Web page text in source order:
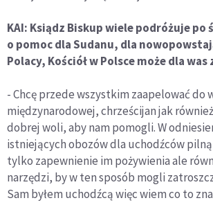
KAI: Ksiądz Biskup wiele podróżuje po
o pomoc dla Sudanu, dla
Polacy, Kościół w Polsce może dla was
- Chcę przede wszystkim zaapelować do
międzynarodowej, chrześcijan jak
dobrej woli, aby nam pomogli. W
istniejących obozów dla uchodźców
tylko zapewnienie im pożywienia ale
narzędzi, by w ten sposób mogli
Sam byłem uchodźcą więc wiem co to